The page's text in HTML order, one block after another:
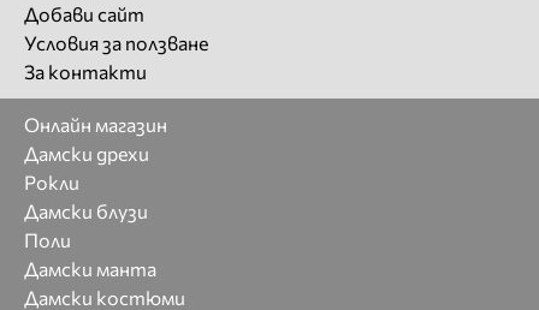
Добави сайт
Условия за ползване
За контакти
Онлайн магазин
Дамски дрехи
Рокли
Дамски блузи
Поли
Дамски манта
Дамски костюми